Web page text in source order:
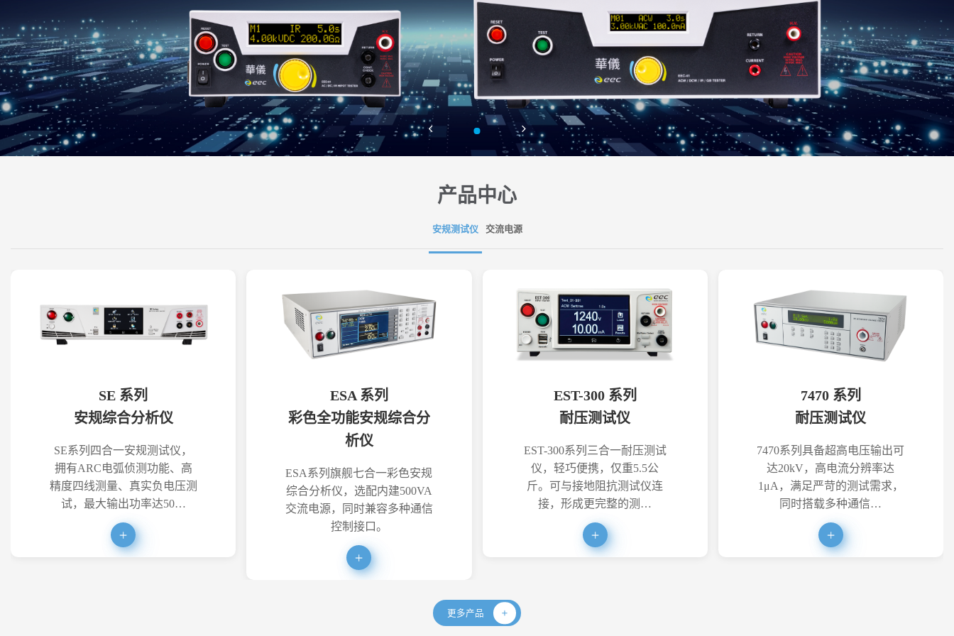
产品中心
安规测试仪 交流电源
SE 系列
安规综合分析仪
SE系列四合一安规测试仪，
拥有ARC电弧侦测功能、高
精度四线测量、真实负电压测
试，最大输出功率达50…
ESA 系列
彩色全功能安规综合分
析仪
ESA系列旗舰七合一彩色安规
综合分析仪，选配内建500VA
交流电源，同时兼容多种通信
控制接口。
EST-300 系列
耐压测试仪
EST-300系列三合一耐压测试
仪，轻巧便携，仅重5.5公
斤。可与接地阻抗测试仪连
接，形成更完整的测…
7470 系列
耐压测试仪
7470系列具备超高电压输出可
达20kV，高电流分辨率达
1μA，满足严苛的测试需求，
同时搭载多种通信…
更多产品